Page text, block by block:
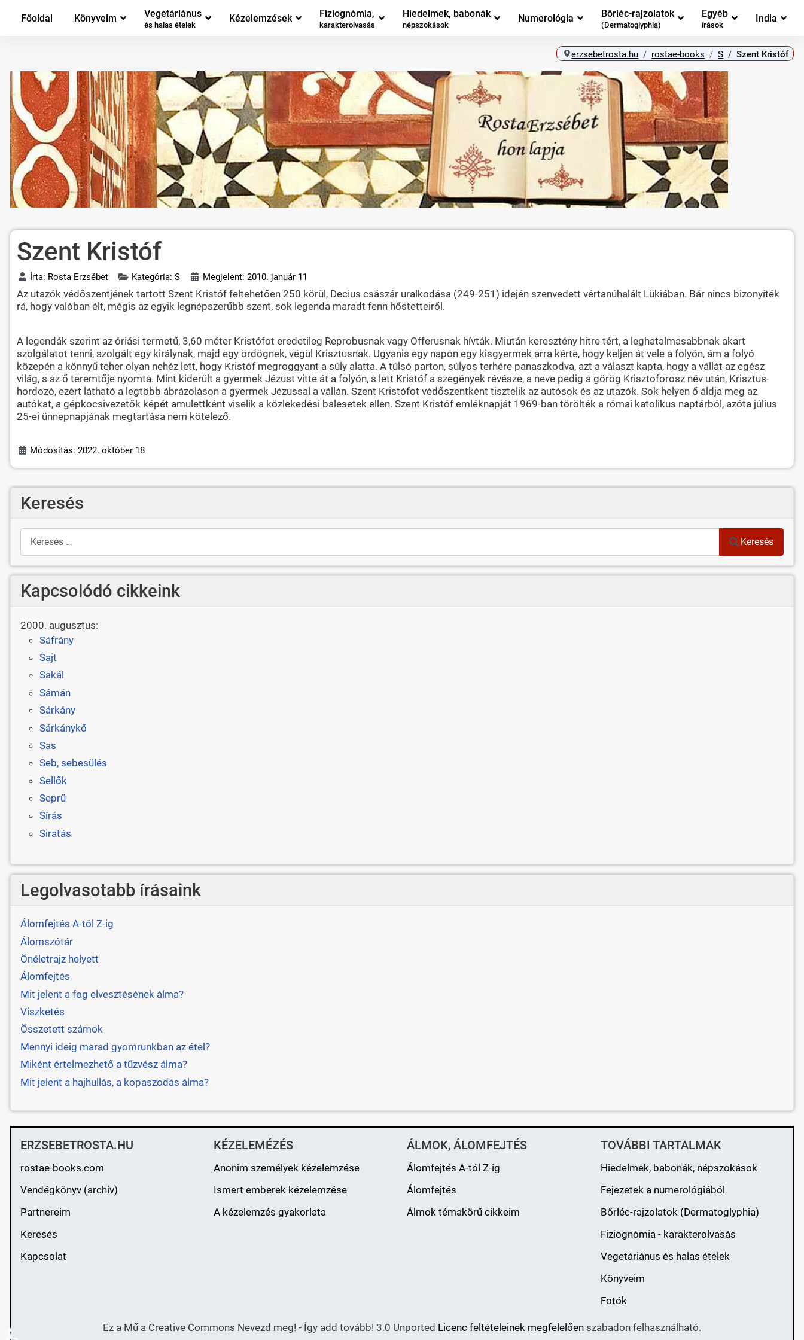
Főoldal Könyveim Vegetáriánus
és halas ételek
Kézelemzések Fiziognómia,
karakterolvasás
Hiedelmek, babonák
népszokások
Numerológia Bőrléc-rajzolatok
(Dermatoglyphia)
Egyéb
írások
India
erzsebetrosta.hu rostae-books S Szent Kristóf
Szent Kristóf
Írta: Rosta Erzsébet Kategória: S Megjelent: 2010. január 11
Az utazók védőszentjének tartott Szent Kristóf feltehetően 250 körül, Decius császár uralkodása (249-251) idején szenvedett vértanúhalált Lükiában. Bár nincs bizonyíték
rá, hogy valóban élt, mégis az egyik legnépszerűbb szent, sok legenda maradt fenn hőstetteiről.
A legendák szerint az óriási termetű, 3,60 méter Kristófot eredetileg Reprobusnak vagy Offerusnak hívták. Miután keresztény hitre tért, a leghatalmasabbnak akart
szolgálatot tenni, szolgált egy királynak, majd egy ördögnek, végül Krisztusnak. Ugyanis egy napon egy kisgyermek arra kérte, hogy keljen át vele a folyón, ám a folyó
közepén a könnyű teher olyan nehéz lett, hogy Kristóf megroggyant a súly alatta. A túlsó parton, súlyos terhére panaszkodva, azt a választ kapta, hogy a vállát az egész
világ, s az ő teremtője nyomta. Mint kiderült a gyermek Jézust vitte át a folyón, s lett Kristóf a szegények révésze, a neve pedig a görög Krisztoforosz név után, Krisztus-
hordozó, ezért látható a legtöbb ábrázoláson a gyermek Jézussal a vállán. Szent Kristófot védőszentként tisztelik az autósok és az utazók. Sok helyen ő áldja meg az
autókat, a gépkocsivezetők képét amulettként viselik a közlekedési balesetek ellen. Szent Kristóf emléknapját 1969-ban törölték a római katolikus naptárból, azóta július
25-ei ünnepnapjának megtartása nem kötelező.
Módosítás: 2022. október 18
Keresés
Keresés
Keresés
Kapcsolódó cikkeink
2000. augusztus:
Sáfrány
Sajt
Sakál
Sámán
Sárkány
Sárkánykő
Sas
Seb, sebesülés
Sellők
Seprű
Sírás
Siratás
Legolvasotabb írásaink
Álomfejtés A-tól Z-ig
Álomszótár
Önéletrajz helyett
Álomfejtés
Mit jelent a fog elvesztésének álma?
Viszketés
Összetett számok
Mennyi ideig marad gyomrunkban az étel?
Miként értelmezhető a tűzvész álma?
Mit jelent a hajhullás, a kopaszodás álma?
ERZSEBETROSTA.HU
rostae-books.com
Vendégkönyv (archiv)
Partnereim
Keresés
Kapcsolat
KÉZELEMÉZÉS
Anonim személyek kézelemzése
Ismert emberek kézelemzése
A kézelemzés gyakorlata
ÁLMOK, ÁLOMFEJTÉS
Álomfejtés A-tól Z-ig
Álomfejtés
Álmok témakörű cikkeim
TOVÁBBI TARTALMAK
Hiedelmek, babonák, népszokások
Fejezetek a numerológiából
Bőrléc-rajzolatok (Dermatoglyphia)
Fiziognómia - karakterolvasás
Vegetáriánus és halas ételek
Könyveim
Fotók
Ez a Mű a Creative Commons Nevezd meg! - Így add tovább! 3.0 Unported Licenc feltételeinek megfelelően szabadon felhasználható.